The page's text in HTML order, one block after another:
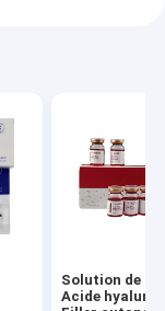
Solution de
Acide